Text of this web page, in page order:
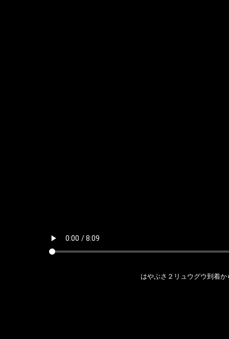
はやぶさ２リュウグウ到着